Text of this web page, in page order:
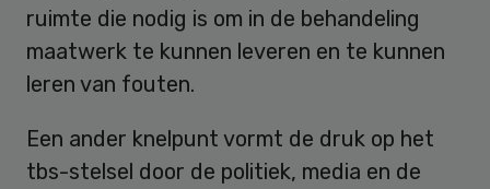
ruimte die nodig is om in de behandeling
maatwerk te kunnen leveren en te kunnen
leren van fouten.
Een ander knelpunt vormt de druk op het
tbs-stelsel door de politiek, media en de